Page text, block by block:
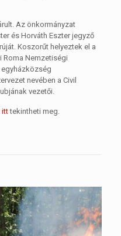
Az önkormányzat
és Horváth Eszter jegyző
Koszorűt helyeztek el a
Roma Nemzetiségi
nevében a Civil
vezetői.
itttekintheti meg.